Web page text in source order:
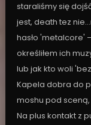
staraliśmy się
jest, death tez
hasło 'metalcore'
określiłem ich
lub jak kto woli
Kapela dobra do
moshu pod
Na plus kontakt z